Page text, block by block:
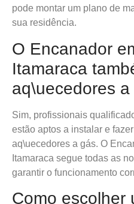
pode montar um plano de
sua residência.
O Encanador
Itamaraca
aq\uecedores a
Sim, profissionais
estão aptos a instalar e
aq\uecedores a gás. O
Itamaraca segue todas as
garantir o funcionamento
Como escolher